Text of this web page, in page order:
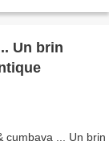
Un brin